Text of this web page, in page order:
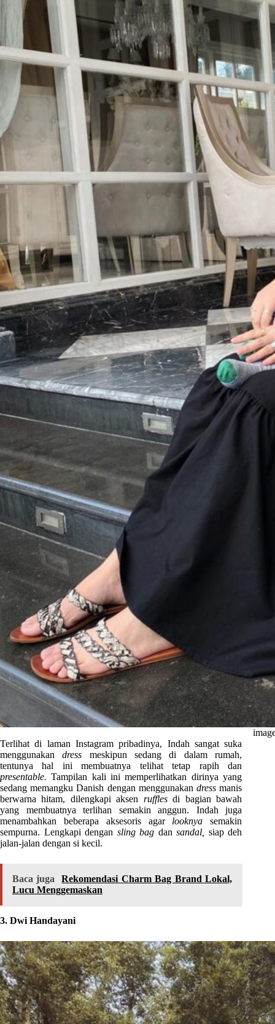
Terlihat di laman Instagram pribadinya, Indah sangat suka
menggunakandress meskipun sedang di dalam rumah,
tentunya hal ini membuatnya telihat tetap rapih dan
presentable.Tampilan kali ini memperlihatkan dirinya yang
sedang memangku Danish dengan menggunakandressmanis
berwarna hitam, dilengkapi aksen rufflesdi bagian bawah
yang membuatnya terlihan semakin anggun. Indah juga
menambahkan beberapa aksesoris agar looknyasemakin
sempurna. Lengkapi dengan sling bag dansandal, siap deh
jalan-jalan dengan si kecil.
Baca juga
Rekomendasi Charm Bag Brand Lokal,
Lucu Menggemaskan
3. Dwi Handayani